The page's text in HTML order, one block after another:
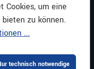
Cookies, um eine
zu können.
...
technisch notwendige